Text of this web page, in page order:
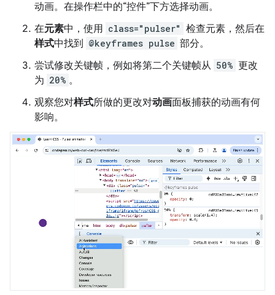
动画。在操作栏中的“控件”下方选择动画。
在元素中，使用 class="pulser" 检查元素，然后在
样式中找到 @keyframes pulse 部分。
尝试修改关键帧，例如将第二个关键帧从 50% 更改
为 20% 。
观察您对样式所做的更改对动画面板捕获的动画有何
影响。